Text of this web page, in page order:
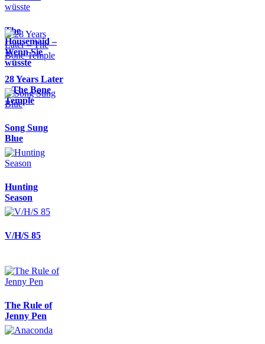
The
Housemaid –
Wenn Sie
wüsste
28 Years Later
– The Bone
Temple
Song Sung
Blue
Hunting
Season
V/H/S 85
The Rule of
Jenny Pen